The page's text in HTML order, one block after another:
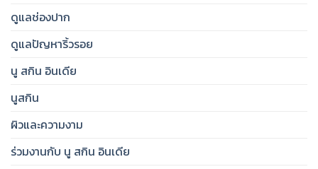
ดูแลช่องปาก
ดูแลปัญหาริ้วรอย
นู สกิน อินเดีย
นูสกิน
ผิวและความงาม
ร่วมงานกับ นู สกิน อินเดีย